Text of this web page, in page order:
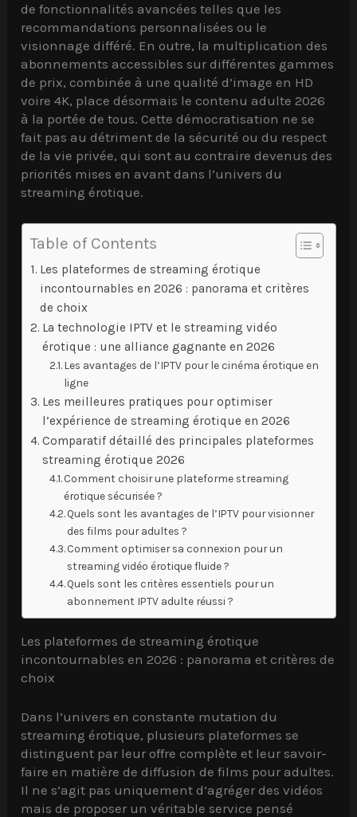
de fonctionnalités avancées telles que les
recommandations personnalisées ou le
visionnage différé. En outre, la multiplication des
abonnements accessibles sur différentes gammes
de prix, combinée à une qualité d’image en HD
voire 4K, place désormais le contenu adulte 2026
à la portée de tous. Cette démocratisation ne se
fait pas au détriment de la sécurité ou du respect
de la vie privée, qui sont au contraire devenus des
priorités mises en avant dans l’univers du
streaming érotique.
Table of Contents
Les plateformes de streaming érotique
incontournables en 2026 : panorama et critères
de choix
La technologie IPTV et le streaming vidéo
érotique : une alliance gagnante en 2026
Les avantages de l’IPTV pour le cinéma érotique en
ligne
Les meilleures pratiques pour optimiser
l’expérience de streaming érotique en 2026
Comparatif détaillé des principales plateformes
streaming érotique 2026
Comment choisir une plateforme streaming
érotique sécurisée ?
Quels sont les avantages de l’IPTV pour visionner
des films pour adultes ?
Comment optimiser sa connexion pour un
streaming vidéo érotique fluide ?
Quels sont les critères essentiels pour un
abonnement IPTV adulte réussi ?
Les plateformes de streaming érotique
incontournables en 2026 : panorama et critères de
choix
Dans l’univers en constante mutation du
streaming érotique, plusieurs plateformes se
distinguent par leur offre complète et leur savoir-
faire en matière de diffusion de films pour adultes.
Il ne s’agit pas uniquement d’agréger des vidéos
mais de proposer un véritable service pensé